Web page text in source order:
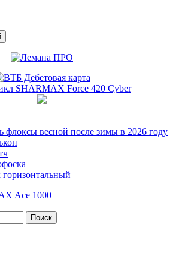
флоксы весной после зимы в 2026 году